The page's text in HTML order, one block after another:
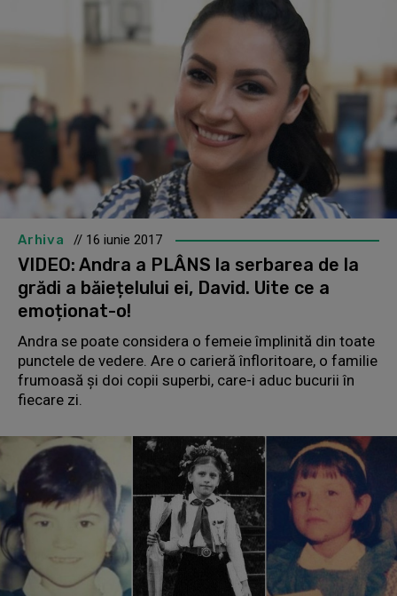
Arhiva // 16 iunie 2017
VIDEO: Andra a PLÂNS la serbarea de la
grădi a băiețelului ei, David. Uite ce a
emoționat-o!
Andra se poate considera o femeie împlinită din toate
punctele de vedere. Are o carieră înfloritoare, o familie
frumoasă și doi copii superbi, care-i aduc bucurii în
fiecare zi.